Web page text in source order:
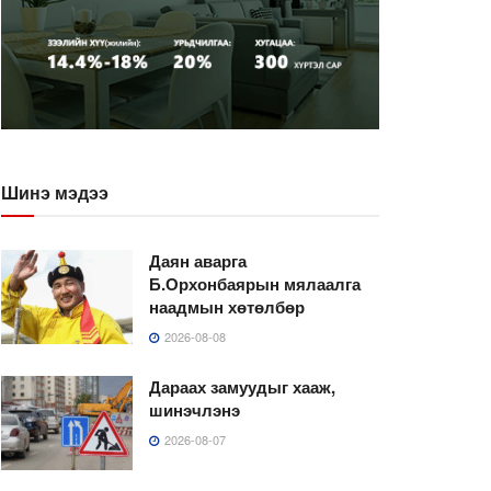
Шинэ мэдээ
Даян аварга
Б.Орхонбаярын мялаалга
наадмын хөтөлбөр
2026-08-08
Дараах замуудыг хааж,
шинэчлэнэ
2026-08-07